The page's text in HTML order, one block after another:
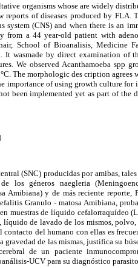
organisms whose are widely
of diseases produced by FLA.
(CNS) and when there is an
from a 44 year-old patient with
School of Bioanalisis, Medicine
wasmade by direct examination of
We observed Acanthamoeba spp
The morphologic des cription agrees
importance of using growth culture
been implemented yet as part of the
(SNC) producidas por amibas,
los géneros naegleria
y de más reciente reporte,
Granulo - matosa Amibiana,
muestras de líquido cefalorraquídeo
de lavado de los mismos, polvo,
del humano con ellas es
gravedad de las mismas, justifica su
de un paciente
UCV para su diagnóstico